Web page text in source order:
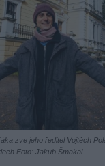
zve jeho ředitel Vojtěch
Foto: Jakub Šmakal